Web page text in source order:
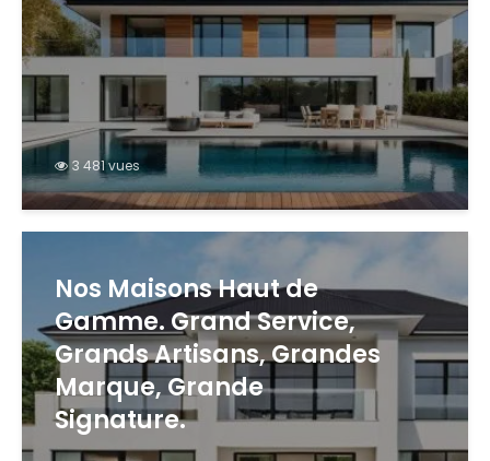
3 481 vues
Nos Maisons Haut de
Gamme. Grand Service,
Grands Artisans, Grandes
Marque, Grande
Signature.